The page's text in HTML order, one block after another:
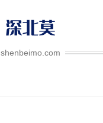
shenbeimo.com